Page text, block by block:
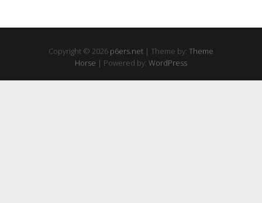
Copyright © 2026 p6ers.net | Theme by: Theme
Horse | Powered by: WordPress